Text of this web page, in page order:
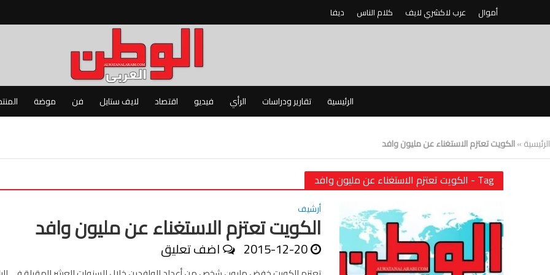
أموال عرب لاكشري لايف كلام الناس ديفا
الرئيسية تقارير ودراسات الرأي فيديو اقتصاد لايف ستايل فن موضة
الرئيسية»الكويت تعتزم الاستغناء عن مليون وافد
Tag - الكويت تعتزم الاستغناء عن مليون وافد
أرشيف
الكويت تعتزم الاستغناء عن مليون وافد
2015-12-20 اضف تعليق